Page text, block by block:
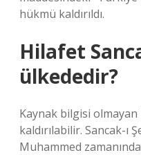
hükmü kaldırıldı.
Hilafet
ülkededir?
Kaynak bilgisi
kaldırılabilir. Sancak-ı
Muhammed